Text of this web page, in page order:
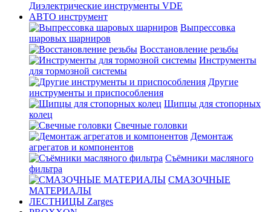
Диэлектрические инструменты VDE
АВТО инструмент
Выпрессовка
шаровых шарниров
Восстановление резьбы
Инструменты
для тормозной системы
Другие
инструменты и приспособления
Щипцы для стопорных
колец
Свечные головки
Демонтаж
агрегатов и компонентов
Съёмники масляного
фильтра
СМАЗОЧНЫЕ
МАТЕРИАЛЫ
ЛЕСТНИЦЫ Zarges